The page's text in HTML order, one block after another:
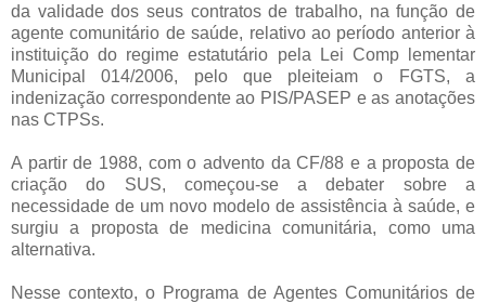
da validade dos seus contratos de trabalho, na função de
agente comunitário de saúde, relativo ao período anterior à
instituição do regime estatutário pela Lei Comp lementar
Municipal 014/2006, pelo que pleiteiam o FGTS, a
indenização correspondente ao PIS/PASEP e as anotações
nas CTPSs.
A partir de 1988, com o advento da CF/88 e a proposta de
criação do SUS, começou-se a debater sobre a
necessidade de um novo modelo de assistência à saúde, e
surgiu a proposta de medicina comunitária, como uma
alternativa.
Nesse contexto, o Programa de Agentes Comunitários de